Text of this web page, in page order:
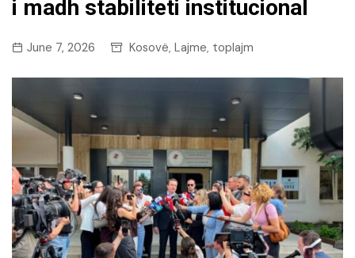
i madh stabiliteti institucional
June 7, 2026 Kosovë, Lajme, toplajm